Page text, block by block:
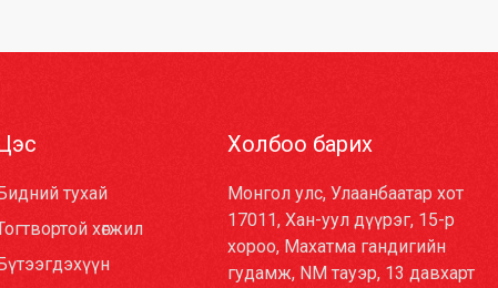
тухай
хөгжил
Холбоо барих
Монгол улс, Улаанбаатар хот
17011, Хан-уул дүүрэг, 15-р
хороо, Махатма гандигийн
гудамж, NM тауэр, 13 давхарт